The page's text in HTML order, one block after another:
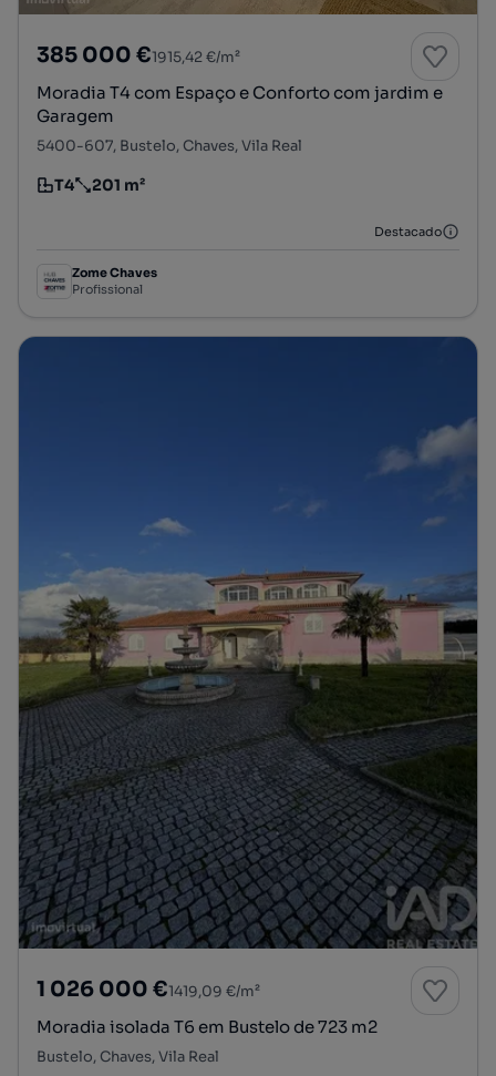
385 000 €1915,42 €/m²
Moradia T4 com Espaço e Conforto com jardim e
Garagem
5400-607, Bustelo, Chaves, Vila Real
Tipologia
T4
Preço por metro quadrado
201 m²
Destacado
Zome Chaves
Profissional
1 026 000 €1419,09 €/m²
Moradia isolada T6 em Bustelo de 723 m2
Bustelo, Chaves, Vila Real